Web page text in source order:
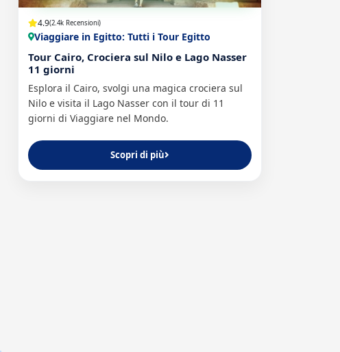
4.9(2.4k Recensioni)
Viaggiare in Egitto: Tutti i Tour Egitto
Tour Cairo, Crociera sul Nilo e Lago Nasser
11 giorni
Esplora il Cairo, svolgi una magica crociera sul
Nilo e visita il Lago Nasser con il tour di 11
giorni di Viaggiare nel Mondo.
Scopri di più